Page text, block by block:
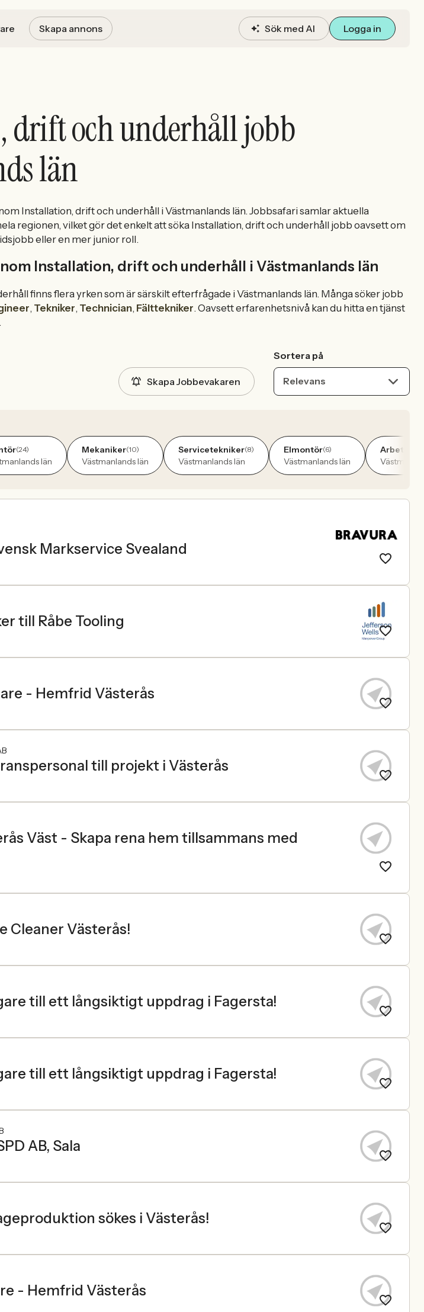
Skapa annons Sök med AI Logga in
drift och underhåll jobb
län
Installation, drift och underhåll i Västmanlands län. Jobbsafari samlar aktuella
regionen, vilket gör det enkelt att söka Installation, drift och underhåll jobb oavsett om
eller en mer junior roll.
Installation, drift och underhåll i Västmanlands län
finns flera yrken som är särskilt efterfrågade i Västmanlands län. Många söker jobb
, Tekniker, Technician, Fälttekniker. Oavsett erfarenhetsnivå kan du hitta en tjänst
Skapa Jobbevakaren
Sortera på
Relevans
(24)
län
Mekaniker(10)
Västmanlands län
Servicetekniker(8)
Västmanlands län
Elmontör(6)
Västmanlands län
Markservice Svealand
till Råbe Tooling
- Hemfrid Västerås
till projekt i Västerås
Väst - Skapa rena hem tillsammans med
Cleaner Västerås!
till ett långsiktigt uppdrag i Fagersta!
till ett långsiktigt uppdrag i Fagersta!
AB, Sala
sökes i Västerås!
- Hemfrid Västerås